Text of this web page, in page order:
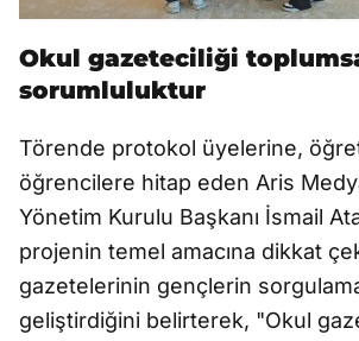
Okul gazeteciliği
sorumluluktur
Törende protokol üyelerine,
öğrencilere hitap eden Aris
Yönetim Kurulu Başkanı İsmail
projenin temel amacına dikkat
gazetelerinin gençlerin
geliştirdiğini belirterek, "Okul